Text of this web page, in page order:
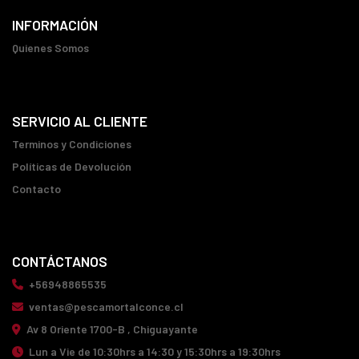
INFORMACIÓN
Quienes Somos
SERVICIO AL CLIENTE
Terminos y Condiciones
Políticas de Devolución
Contacto
CONTÁCTANOS
+56948865535
ventas@pescamortalconce.cl
Av 8 Oriente 1700-B , Chiguayante
Lun a Vie de 10:30hrs a 14:30 y 15:30hrs a 19:30hrs